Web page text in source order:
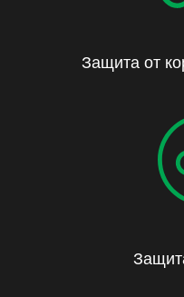
Защита от